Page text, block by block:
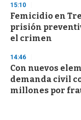
15:10
Femicidio en
prisión
el crimen
14:46
Con nuevos
demanda civil
millones por